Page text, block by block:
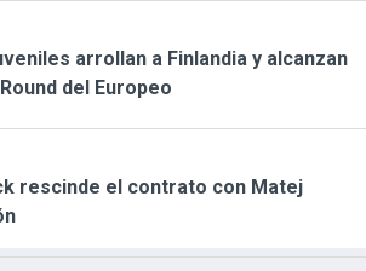
arrollan a Finlandia y alcanzan
del Europeo
rescinde el contrato con Matej